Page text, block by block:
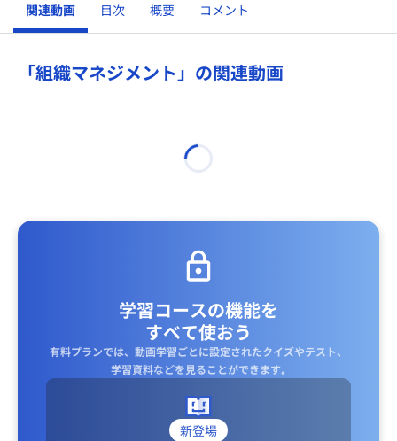
関連動画 目次 概要 コメント
「組織マネジメント」の関連動画
学習コースの機能を
すべて使おう
有料プランでは、動画学習ごとに設定されたクイズやテスト、
学習資料などを見ることができます｡
新登場